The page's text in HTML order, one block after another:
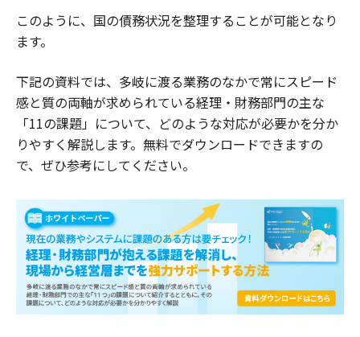
このように、国の債務状況を整理することが可能となり
ます。
下記の資料では、多岐に渡る業務のなかで常にスピード
感と質の両軸が求められている経理・財務部門の主な
「11の課題」について、どのような対応が必要かを分か
りやすく解説します。無料でダウンロードできますの
で、ぜひ参考にしてください。